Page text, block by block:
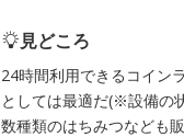
見どころ
24時間利用できるコイン
としては最適だ(※設備の
数種類のはちみつなども